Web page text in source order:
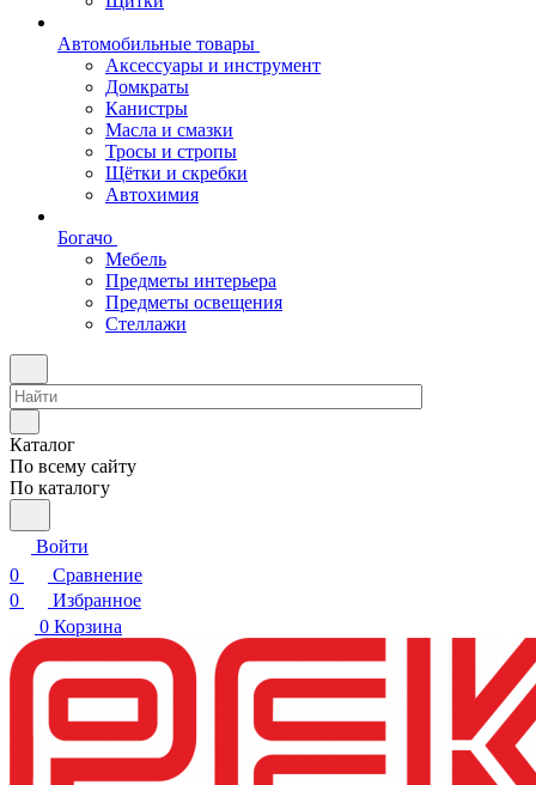
Автомобильные товары
Аксессуары и инструмент
Домкраты
Канистры
Масла и смазки
Тросы и стропы
Щётки и скребки
Автохимия
Богачо
Мебель
Предметы интерьера
Предметы освещения
Стеллажи
Каталог
По всему сайту
По каталогу
Войти
0
Сравнение
0
Избранное
0 Корзина